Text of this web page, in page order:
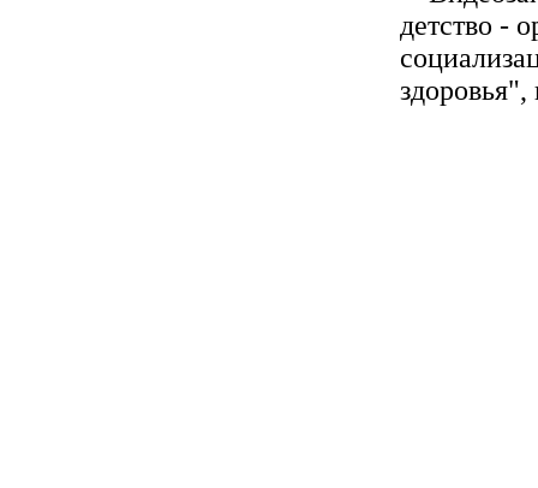
детство -
здоровья",